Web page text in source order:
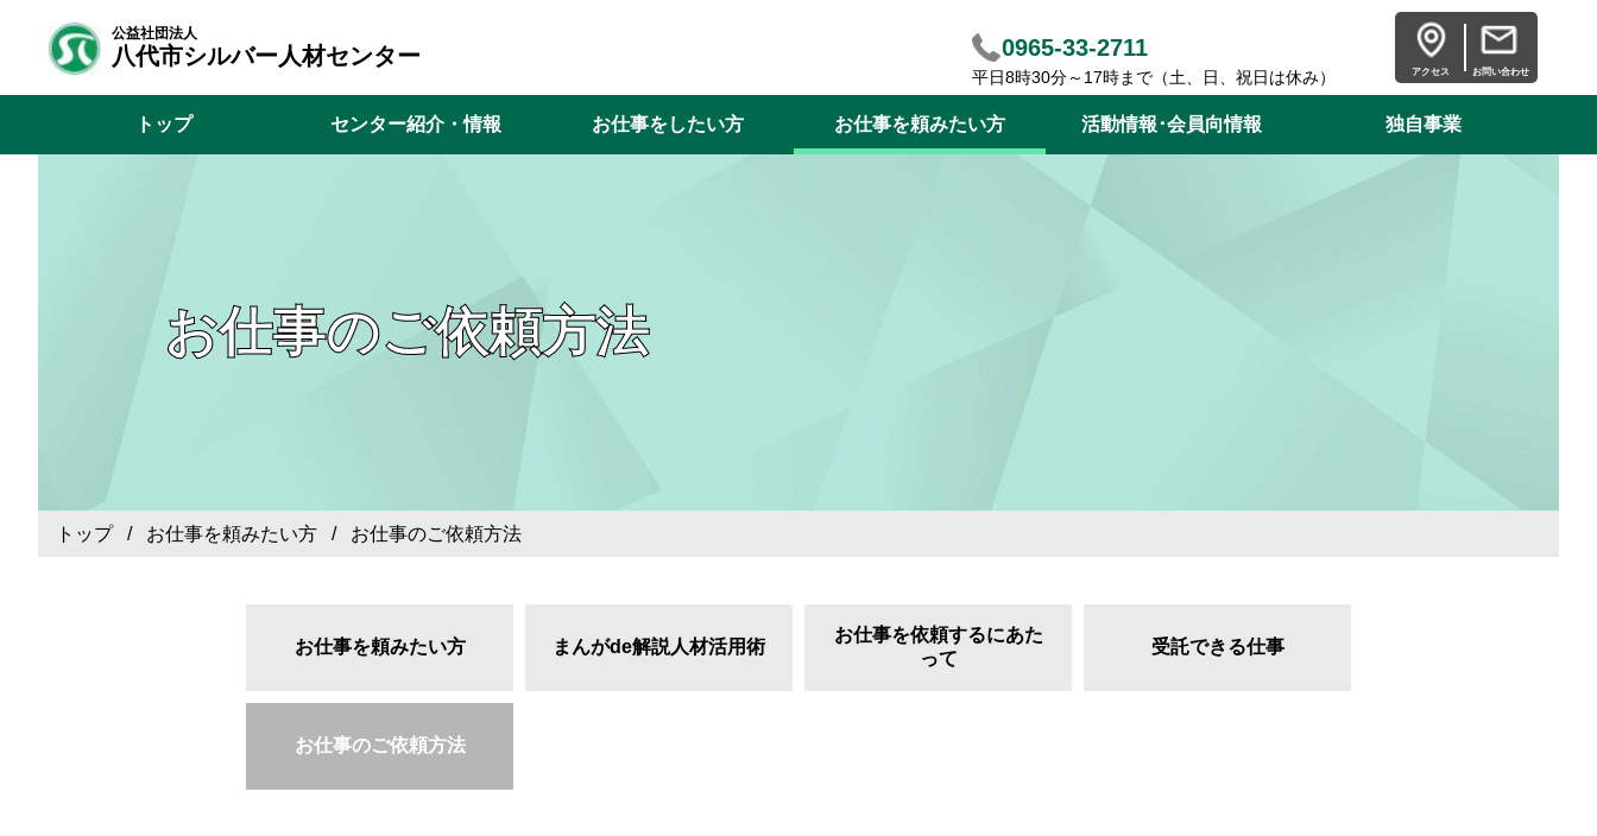
公益社団法人
八代市シルバー人材センター 0965-33-2711
平日8時30分～17時まで（土、日、祝日は休み） アクセス お問い合わせ
トップ センター紹介・情報 お仕事をしたい方 お仕事を頼みたい方 活動情報･会員向情報 独自事業
お仕事のご依頼方法
トップ/ お仕事を頼みたい方 / お仕事のご依頼方法
お仕事を頼みたい方 まんがde解説人材活用術
お仕事を依頼するにあた
って
受託できる仕事
お仕事のご依頼方法